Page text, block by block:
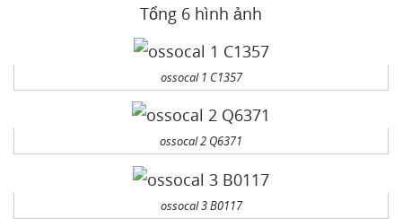
Tổng 6 hình ảnh
ossocal 1 C1357
ossocal 2 Q6371
ossocal 3 B0117